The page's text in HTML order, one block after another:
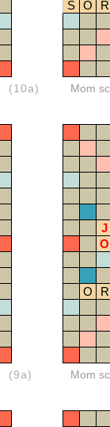
(10a)
S O R
Mom
(9a)
J
O
O R
Mom